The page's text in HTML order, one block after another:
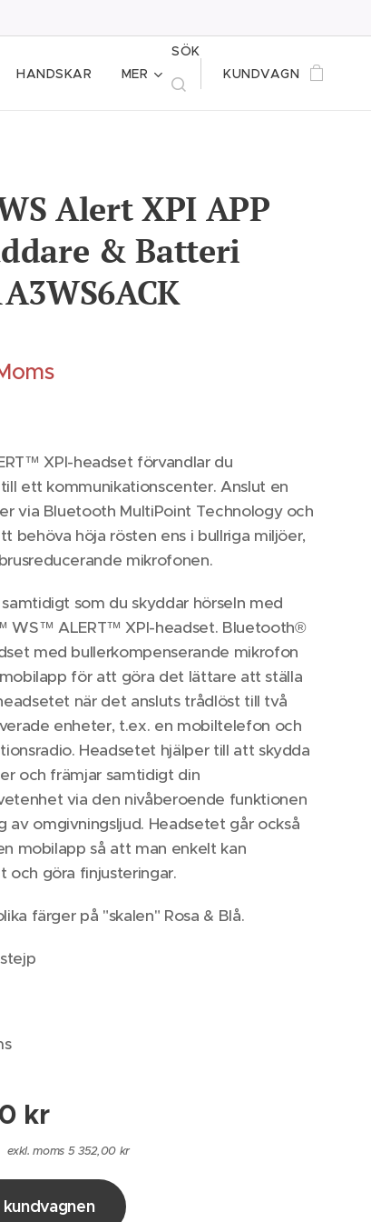
HANDSKAR MER
SÖK
KUNDVAGN
Alert XPI APP
& Batteri
XPI-headset förvandlar du
ett kommunikationscenter. Anslut en
via Bluetooth MultiPoint Technology och
behöva höja rösten ens i bullriga miljöer,
mikrofonen.
som du skyddar hörseln med
WS™ ALERT™ XPI-headset. Bluetooth®
med bullerkompenserande mikrofon
för att göra det lättare att ställa
när det ansluts trådlöst till två
enheter, t.ex. en mobiltelefon och
Headsetet hjälper till att skydda
och främjar samtidigt din
via den nivåberoende funktionen
av omgivningsljud. Headsetet går också
mobilapp så att man enkelt kan
och göra finjusteringar.
färger på "skalen" Rosa & Blå.
kr
exkl. moms 5 352,00 kr
kundvagnen